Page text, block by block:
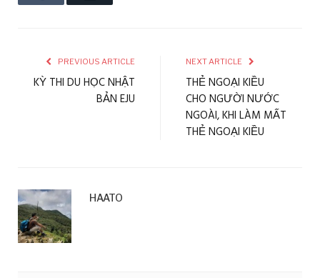
PREVIOUS ARTICLE
KỲ THI DU HỌC NHẬT
BẢN EJU
NEXT ARTICLE
THẺ NGOẠI KIỀU
CHO NGƯỜI NƯỚC
NGOÀI, KHI LÀM MẤT
THẺ NGOẠI KIỀU
HAATO